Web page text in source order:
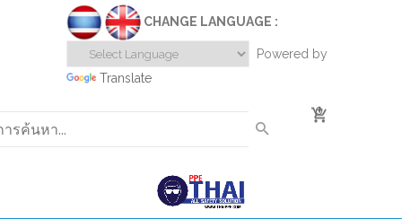
CHANGE LANGUAGE :
Powered by
Translate
0